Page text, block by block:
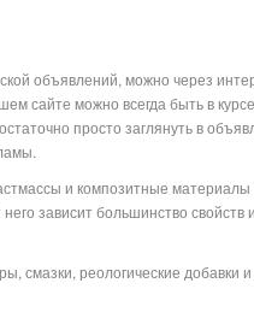
объявлений, можно через
сайте можно всегда быть в
просто заглянуть в
и композитные
зависит большинство свойств
смазки, реологические добавки